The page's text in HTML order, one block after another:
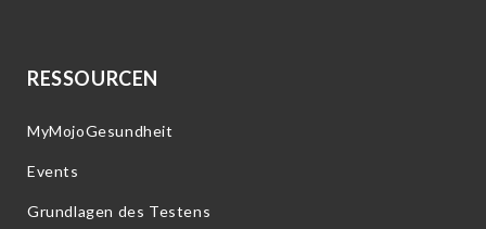
RESSOURCEN
MyMojoGesundheit
Events
Grundlagen des Testens